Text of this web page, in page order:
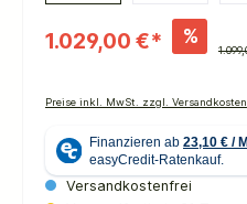
1.029,00 €* %
Preise inkl. MwSt. zzgl. Versandkosten
Versandkostenfrei